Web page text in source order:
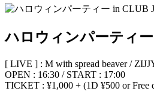
ハロウィンパーティ
[ LIVE ] : M with spread beaver /
OPEN : 16:30 / START : 17:00
TICKET : ¥1,000 + (1D ¥500 or Free